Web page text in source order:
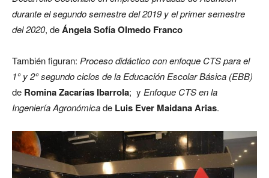
durante el segundo semestre del 2019 y el primer semestre
del 2020, deÁngela Sofía Olmedo Franco
También figuran: Proceso didáctico con enfoque CTS para el
1° y 2° segundo ciclos de la Educación Escolar Básica (EBB)
de Romina Zacarías Ibarrola; y Enfoque CTS en la
Ingeniería Agronómicade Luis Ever Maidana Arias.